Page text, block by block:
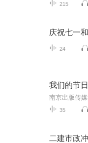
215
庆祝七一
24
我们的节
35
二建市政